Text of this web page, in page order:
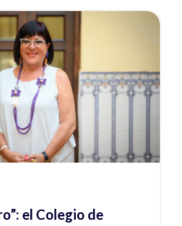
el Colegio de
Ver noticia